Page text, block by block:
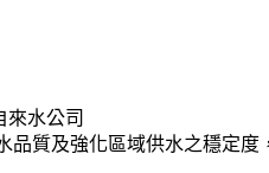
來水公司
品質及強化區域供水之穩定